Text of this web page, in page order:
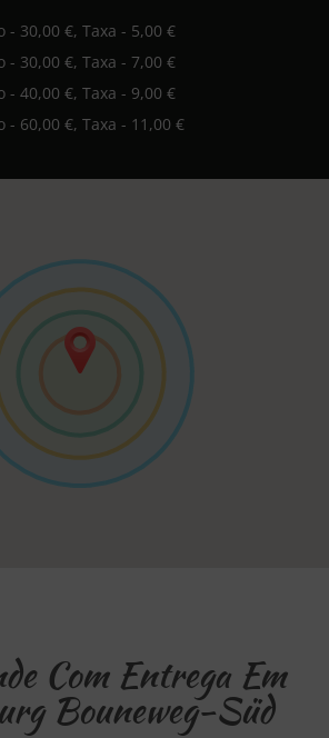
- 30,00 €, Taxa - 5,00 €
- 30,00 €, Taxa - 7,00 €
- 40,00 €, Taxa - 9,00 €
- 60,00 €, Taxa - 11,00 €
Com Entrega Em
Bouneweg-Süd